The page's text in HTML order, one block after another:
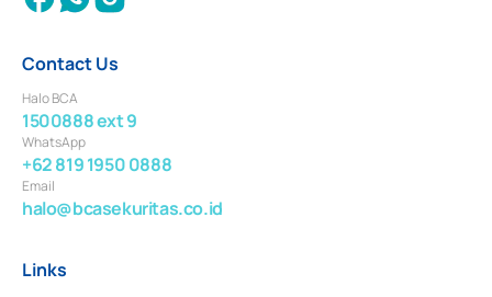
Contact Us
Halo BCA
1500888 ext 9
WhatsApp
+62 819 1950 0888
Email
halo@bcasekuritas.co.id
Links